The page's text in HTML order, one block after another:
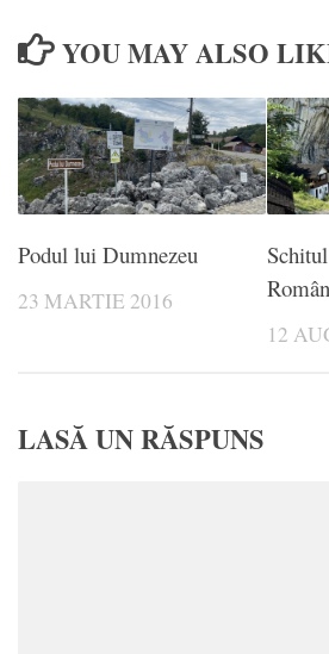
YOU MAY ALSO
Podul lui Dumnezeu
23 MARTIE 2016
12
LASĂ UN RĂSPUNS